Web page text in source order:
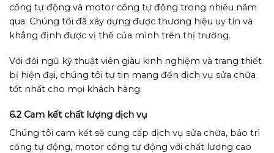
cổng tự động và motor cổng tự động trong nhiều năm
qua. Chúng tôi đã xây dựng được thương hiệu uy tín và
khẳng định được vị thế của mình trên thị trường.
Với đội ngũ kỹ thuật viên giàu kinh nghiệm và trang thiết
bị hiện đại, chúng tôi tự tin mang đến dịch vụ sửa chữa
tốt nhất cho mọi khách hàng.
6.2 Cam kết chất lượng dịch vụ
Chúng tôi cam kết sẽ cung cấp dịch vụ sửa chữa, bảo trì
cổng tự động, motor cổng tự động với chất lượng cao